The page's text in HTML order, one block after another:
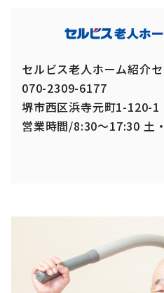
セルビス老人ホーム紹介
070-2309-6177
堺市西区浜寺元町1-120-1
営業時間/8:30～17:30 土